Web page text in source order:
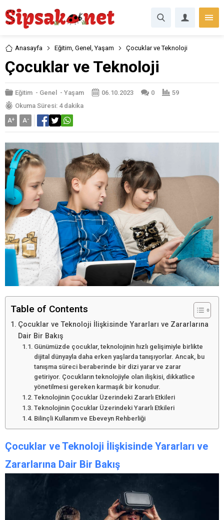
Anasayfa Eğitim, Genel ,Yaşam Çocuklar ve Teknoloji
Çocuklar ve Teknoloji
Eğitim - Genel - Yaşam 06.10.2023 0
59
Okuma Süresi: 4 dakika
A+ A-
Table of Contents
Çocuklar ve Teknoloji İlişkisinde Yararları ve Zararlarına
Dair Bir Bakış
Günümüzde çocuklar, teknolojinin hızlı gelişimiyle birlikte
dijital dünyayla daha erken yaşlarda tanışıyorlar. Ancak, bu
tanışma süreci beraberinde bir dizi yarar ve zarar
getiriyor. Çocukların teknolojiyle olan ilişkisi, dikkatlice
yönetilmesi gereken karmaşık bir konudur.
Teknolojinin Çocuklar Üzerindeki Zararlı Etkileri
Teknolojinin Çocuklar Üzerindeki Yararlı Etkileri
Bilinçli Kullanım ve Ebeveyn Rehberliği
Çocuklar ve Teknoloji İlişkisinde Yararları ve
Zararlarına Dair Bir Bakış